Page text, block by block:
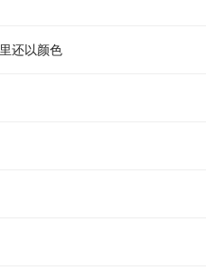
还以颜色